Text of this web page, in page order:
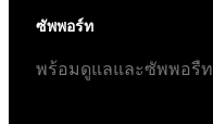
ซัพพอร์ท
พร้อมดูแลและซัพพอรืท